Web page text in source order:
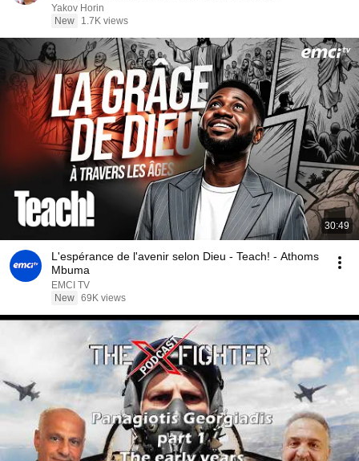
Yakov Horin
New
1.7K views
30:49
L'espérance de l'avenir selon Dieu - Teach! - Athoms
Mbuma
EMCI TV
New 69K views